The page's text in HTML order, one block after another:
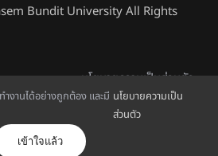
Bundit University All Rights
นโยบายความเป็นส่วนตัว
ำงานได้อย่างถูกต้อง และมี นโยบายความเป็น
ส่วนตัว
เข้าใจแล้ว
ไทย